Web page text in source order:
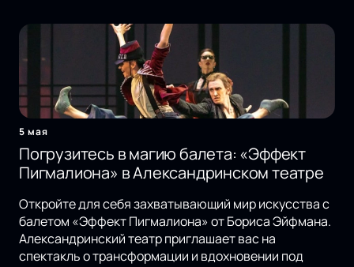
5 мая
Погрузитесь в магию балета: «Эффект
Пигмалиона» в Александринском театре
Откройте для себя захватывающий мир искусства с
балетом «Эффект Пигмалиона» от Бориса Эйфмана.
Александринский театр приглашает вас на
спектакль о трансформации и вдохновении под